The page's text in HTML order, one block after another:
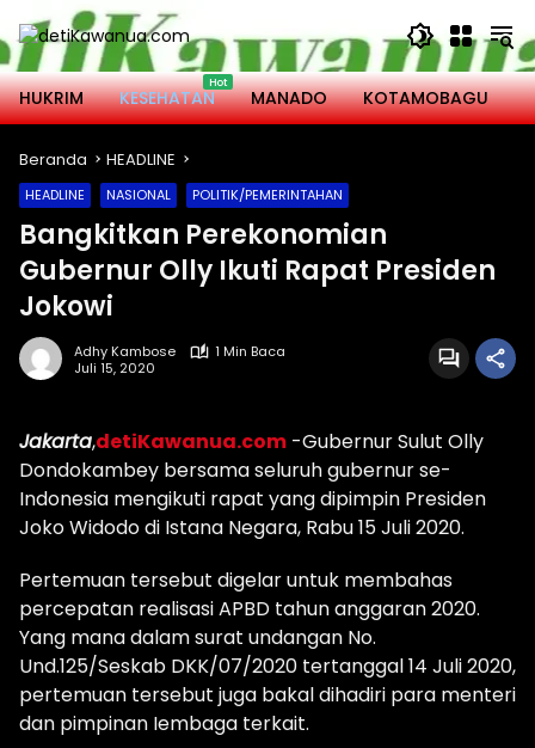
Langsung
ke
konten
HUKRIM
KESEHATAN MANADO KOTAMOBAGU
Beranda HEADLINE
HEADLINE NASIONAL POLITIK/PEMERINTAHAN
Bangkitkan Perekonomian
Gubernur Olly Ikuti Rapat Presiden
Jokowi
Adhy Kambose
1 Min Baca
Juli 15, 2020
Jakarta,detiKawanua.com -Gubernur Sulut Olly
Dondokambey bersama seluruh gubernur se-
Indonesia mengikuti rapat yang dipimpin Presiden
Joko Widodo di Istana Negara, Rabu 15 Juli 2020.
Pertemuan tersebut digelar untuk membahas
percepatan realisasi APBD tahun anggaran 2020.
Yang mana dalam surat undangan No.
Und.125/Seskab DKK/07/2020 tertanggal 14 Juli 2020,
pertemuan tersebut juga bakal dihadiri para menteri
dan pimpinan Iembaga terkait.